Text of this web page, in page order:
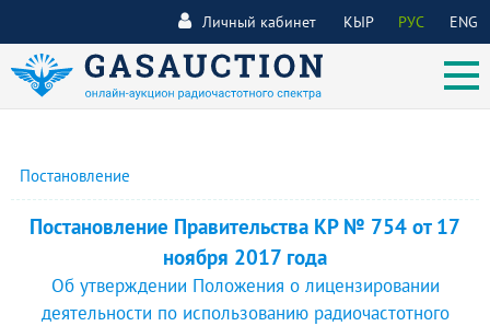
КЫР РУС ENG
Личный кабинет
Постановление
Постановление Правительства КР № 754 от 17
ноября 2017 года
Об утверждении Положения о лицензировании
деятельности по использованию радиочастотного